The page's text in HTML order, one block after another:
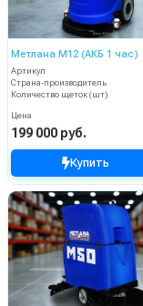
Метлана М12 (АКБ 1 час)
Артикул
Страна-производитель
Количество щеток (шт)
Цена
199 000 руб.
Купить